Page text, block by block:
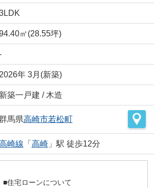
㎡(28.55坪)
2026年 3月(新築)
新築一戸建 / 木造
馬県高崎市若松町
崎線 「 高崎」駅 徒歩12分
■住宅ローンについて